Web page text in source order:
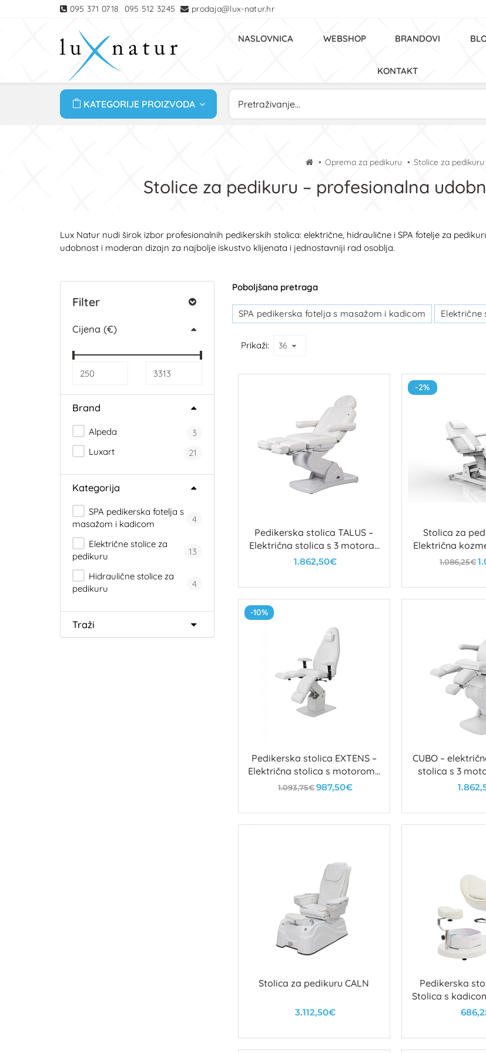
095 371 0718 095 512 3245 prodaja@lux-natur.hr
NASLOVNICA WEBSHOP BRANDOVI
KONTAKT
KATEGORIJE PROIZVODA
Oprema za pedikuru Stolice za pedikuru
Stolice za pedikuru – profesionalna
Lux Natur nudi širok izbor profesionalnih pedikerskih stolica: električne, hidraulične i SPA fotelje za
udobnost i moderan dizajn za najbolje iskustvo klijenata i jednostavniji rad osoblja.
Filter
Cijena (€)
Brand
Alpeda
3
Luxart
21
Kategorija
SPA pedikerska fotelja s
masažom i kadicom
4
Električne stolice za
pedikuru
13
Hidraulične stolice za
pedikuru
4
Traži
Poboljšana pretraga
SPA pedikerska fotelja s masažom i kadicom Električne
Prikaži:
Pedikerska stolica TALUS –
Električna stolica s 3 motora i
bočnom rotacijom
1.862,50€
U košaricu
-2%
Stolica za
Električna
za
1.086,25€
U
-10%
Pedikerska stolica EXTENS –
Električna stolica s motorom i
plinskim podešavanjem
1.093,75€987,50€
CUBO –
stolica s 3
PU
Stolica za pedikuru CALN
3.112,50€
U košaricu
Pedikerska
Stolica s
osloncem
U